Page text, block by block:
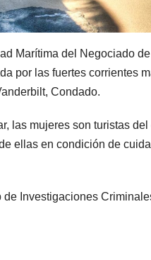
Marítima del Negociado
por las fuertes corrientes
Condado.
las mujeres son turistas
ellas en condición de
Investigaciones